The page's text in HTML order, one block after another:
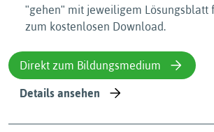
ʺgehenʺ mit jeweiligem Lösungsblatt
zum kostenlosen Download.
Direkt zum Bildungsmedium
Details ansehen